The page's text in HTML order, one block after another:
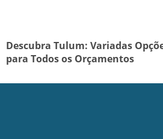
Descubra Tulum: Variadas
para Todos os Orçamentos